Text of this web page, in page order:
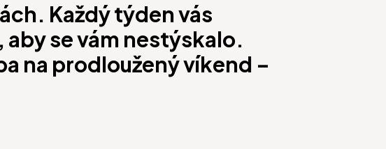
Každý týden vás
aby se vám nestýskalo.
na prodloužený víkend –